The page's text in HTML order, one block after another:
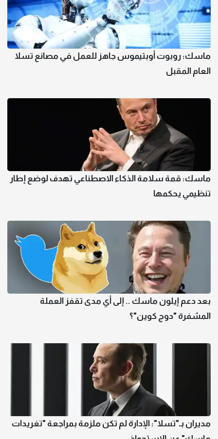
ماسك: روبوت أوبتيموس جاهز للعمل في مصانع تسلا
العام المقبل
ماسك: قمة سلامة الذكاء الاصطناعي تهدف لوضع إطار
تنظيمي يحكمها
بعد دعم إيلون ماسك .. إلى أي مدى تقفز العملة
المشفرة "دوج كوين"؟
مديران بـ"تسلا": الإدارة لم تكن ملزمة بمراجعة "تغريدات